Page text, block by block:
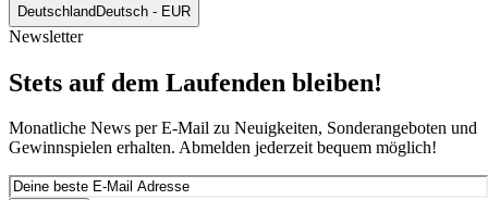
DeutschlandDeutsch - EUR
Newsletter
Stets auf dem Laufenden bleiben!
Monatliche News per E-Mail zu Neuigkeiten, Sonderangeboten und
Gewinnspielen erhalten. Abmelden jederzeit bequem möglich!